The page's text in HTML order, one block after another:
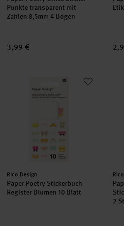
Punkte transparent mit
Zahlen 8,5mm 4 Bogen
3,99 €
Paper Poetry Stickerbuch Register
Hersteller:
Rico Design
Paper Poetry Stickerbuch
Register Blumen 10 Blatt
2